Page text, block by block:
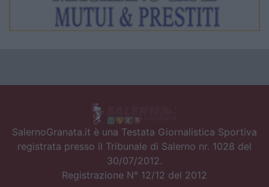
SalernoGranata.it è una Testata Giornalistica Sportiva
registrata presso il Tribunale di Salerno nr. 1028 del
30/07/2012.
Registrazione N° 12/12 del 2012